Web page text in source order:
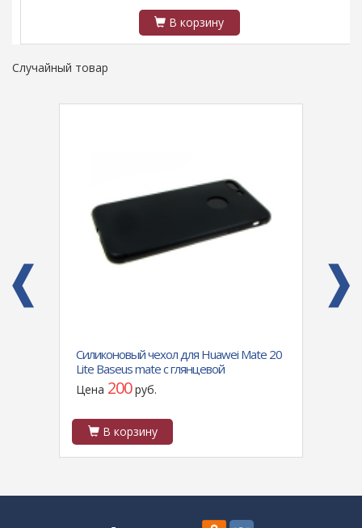
В корзину
Случайный товар
Силиконовый чехол для Huawei Mate 20
Lite Baseus mate с глянцевой
окантовкой, черное
Цена 200руб.
В корзину